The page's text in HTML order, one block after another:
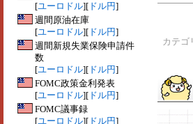
[ユーロドル][ ドル円]
週間原油在庫
[ユーロドル][ ドル円]
週間新規失業保険申請件
数
[ユーロドル][ ドル円]
FOMC政策金利発表
[ユーロドル][ ドル円]
FOMC議事録
[ユーロドル][ ドル円]
カテゴ